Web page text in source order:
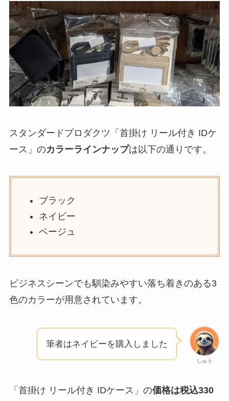
スタンダードプロダクツ「首掛け リール付き IDケ
ース」のカラーラインナップは以下の通りです。
ブラック
ネイビー
ベージュ
ビジネスシーンでも馴染みやすい落ち着きのある3
色のカラーが用意されています。
しゅう
筆者はネイビーを購入しました
「首掛け リール付き IDケース」の価格は税込330